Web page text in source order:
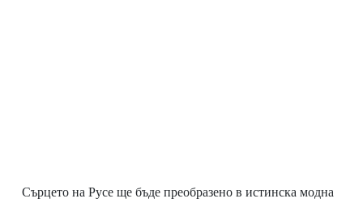
Сърцето на Русе ще бъде преобразено в истинска модна